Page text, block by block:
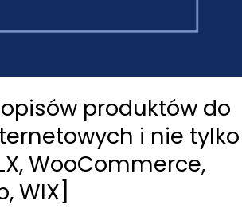
produktów do
i nie tylko
WooCommerce,
WIX]